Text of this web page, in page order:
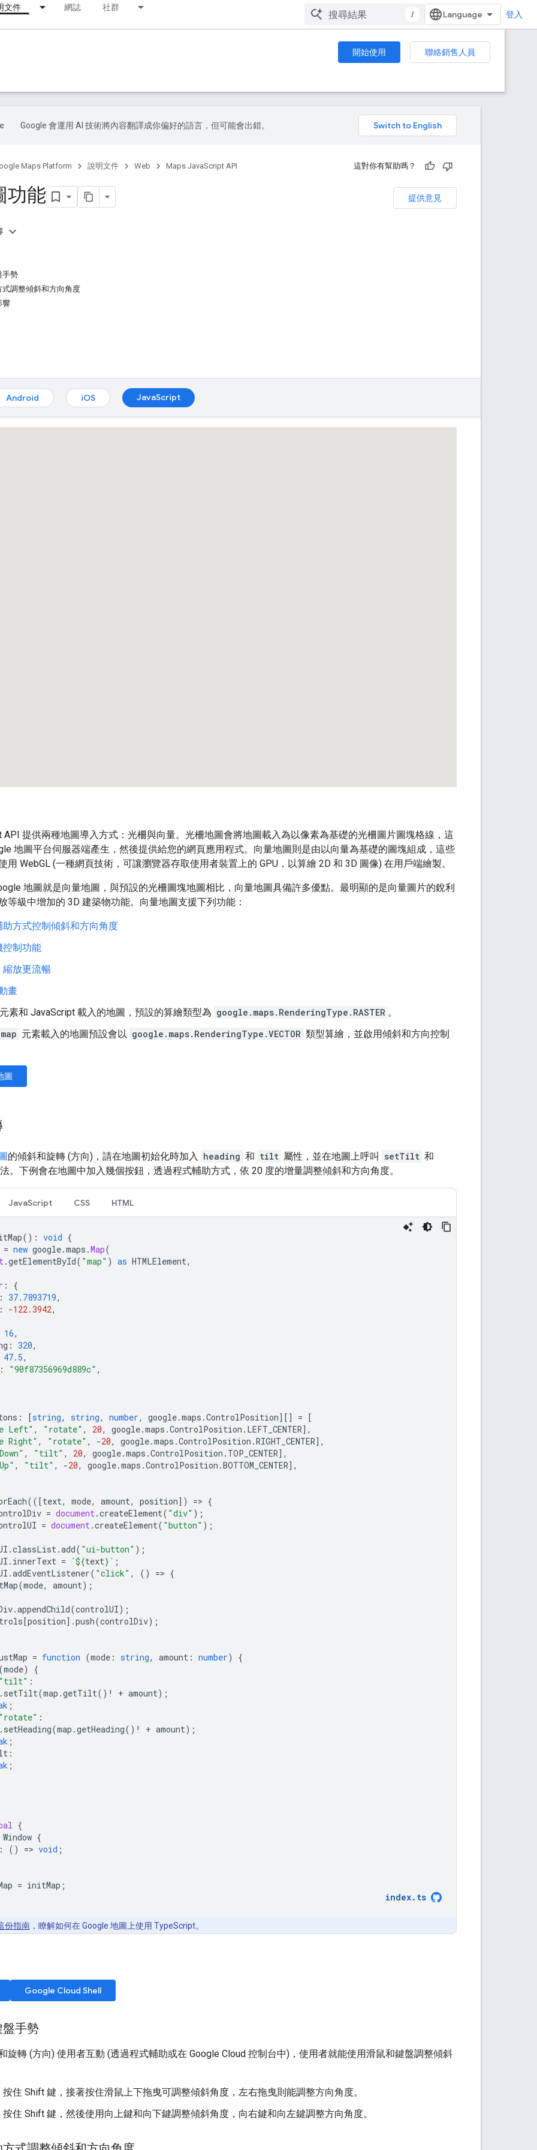
文件 網誌 社群
/ 登入
開始使用
聯絡銷售人員
Google 會運用 AI 技術將內容翻譯成你偏好的語言，但可能會出錯。
Maps Platform 說明文件 Web Maps JavaScript API 這對你有幫助嗎？
提供意見
功能
手勢
式調整傾斜和方向角度
響
Android iOS JavaScript
API 提供兩種地圖導入方式：光柵與向量。光柵地圖會將地圖載入為以像素為基礎的光柵圖片圖塊格線，這
地圖平台伺服器端產生，然後提供給您的網頁應用程式。向量地圖則是由以向量為基礎的圖塊組成，這些
用 WebGL (一種網頁技術，可讓瀏覽器存取使用者裝置上的 GPU，以算繪 2D 和 3D 圖像) 在用戶端繪製。
地圖就是向量地圖，與預設的光柵圖塊地圖相比，向量地圖具備許多優點。最明顯的是向量圖片的銳利
等級中增加的 3D 建築物功能。向量地圖支援下列功能：
助方式控制傾斜和方向角度
控制功能
縮放更流暢
畫
元素和 JavaScript 載入的地圖，預設的算繪類型為 google.maps.RenderingType.RASTER 。
元素載入的地圖預設會以 google.maps.RenderingType.VECTOR 類型算繪，並啟用傾斜和方向控制
圖
的傾斜和旋轉 (方向)，請在地圖初始化時加入 heading 和 tilt 屬性，並在地圖上呼叫 setTilt 和
。下例會在地圖中加入幾個按鈕，透過程式輔助方式，依 20 度的增量調整傾斜和方向角度。
JavaScript CSS HTML
() : void {
= new google.maps .Map(
.getElementById( "map" ) as HTMLElement,
:
{
: 37.7893719,
: -122.3942,
16,
: 320,
47.5,
: "90f87356969d889c" ,
: [string, string, number, google.maps .ControlPosition][] = [
Left" , "rotate" , 20, google.maps .ControlPosition . LEFT_CENTER],
Right" , "rotate" , -20, google.maps .ControlPosition .RIGHT_CENTER],
, "tilt" , 20, google.maps .ControlPosition . TOP_CENTER],
, "tilt" , -20, google.maps .ControlPosition .BOTTOM_CENTER],
(([text, mode, amount, position]) => {
= document.createElement( "div" );
= document.createElement( "button" );
.classList.add( "ui-button" );
. innerText = `${text} ` ;
.addEventListener( "click" , () => {
(mode, amount);
.appendChild(controlUI);
[position].push(controlDiv);
= function (mode : string, amount : number)
{
(mode)
{
"tilt" :
. setTilt(map .getTilt() ! + amount);
;
"rotate" :
. setHeading(map .getHeading() ! + amount);
;
:
;
{
Window {
: () => void ;
= initMap ;
index. ts
份指南 ，瞭解如何在 Google 地圖上使用 TypeScript。
Google Cloud Shell
盤手勢
旋轉 (方向) 使用者互動 (透過程式輔助或在 Google Cloud 控制台中)，使用者就能使用滑鼠和鍵盤調整傾斜
按住 Shift 鍵，接著按住滑鼠上下拖曳可調整傾斜角度，左右拖曳則能調整方向角度。
按住 Shift 鍵，然後使用向上鍵和向下鍵調整傾斜角度，向右鍵和向左鍵調整方向角度。